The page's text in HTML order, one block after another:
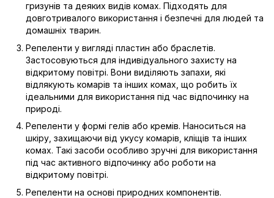
гризунів та деяких видів комах. Підходять для
довготривалого використання і безпечні для людей та
домашніх тварин.
Репеленти у вигляді пластин або браслетів.
Застосовуються для індивідуального захисту на
відкритому повітрі. Вони виділяють запахи, які
відлякують комарів та інших комах, що робить їх
ідеальними для використання під час відпочинку на
природі.
Репеленти у формі гелів або кремів. Наноситься на
шкіру, захищаючи від укусу комарів, кліщів та інших
комах. Такі засоби особливо зручні для використання
під час активного відпочинку або роботи на
відкритому повітрі.
Репеленти на основі природних компонентів.